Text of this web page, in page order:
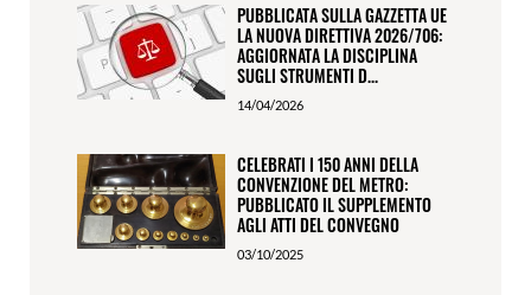
PUBBLICATA SULLA GAZZETTA UE
LA NUOVA DIRETTIVA 2026/706:
AGGIORNATA LA DISCIPLINA
SUGLI STRUMENTI D...
14/04/2026
CELEBRATI I 150 ANNI DELLA
CONVENZIONE DEL METRO:
PUBBLICATO IL SUPPLEMENTO
AGLI ATTI DEL CONVEGNO
03/10/2025